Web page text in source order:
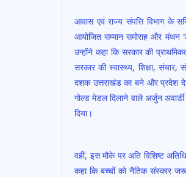
आवास एवं राज्य संपत्ति विभाग के
आयोजित सम्मान समोराह और मंथन
उन्होंने कहा कि सरकार की
सरकार की स्वास्थ्य, शिक्षा,
दशक उत्तराखंड का बने और प्रदेश
गोल्ड मेडल दिलाने वाले अर्जुन
दिया।
वहीं, इस मौके पर अति विशिष्ट
कहा कि बच्चों को नैतिक संस्कार